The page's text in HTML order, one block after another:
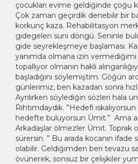
çocukları evime geldiğinde çoğu
Çok zaman geçirdik denebilir bir
korkunç kaza. Rehabilitasyon
gidegelen suni döngü. Seninle
gide seyrekleşmeye başlaması.
yanımda olmana izin
topallıyor olmanın haklı
başladığını söylemiştim. Göğün
günlerimiz, ben kazadan sonra
Ayrılırken söylediğin sözleri hala
Rıhtımdaydık. ”Hedefi
hedefte buluyorsun Ümit.” Ama
Arkadaşlar ölmezler Ümit. Toprak
sürersin. ” Bu arada kocanın ifade
olabilir. Geldiğimden beri tevazu
övünerek, sonsuz bir çelişkiler